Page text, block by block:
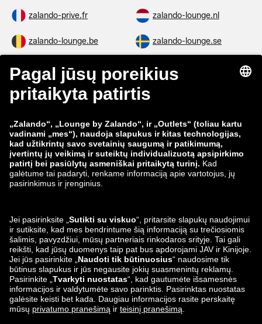
zalando-prive.fr zalando-lounge.nl
zalando-lounge.be zalando-lounge.se
zalando-lounge.fi zalando-lounge.dk
zalando-lounge.co.uk
zalando-lounge.lt zalando-lounge.sk
zalando-lounge.ro zalando-lounge.hr
zalando-lounge.lu zalando-lounge.ee
zalando-lounge.lv zalando-lounge.no
Mus taip pat
rasite